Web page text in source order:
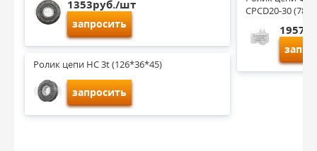
1353руб./шт
запросить
Ролик цепи HC 3t (126*36*45)
запросить
CPCD20-30